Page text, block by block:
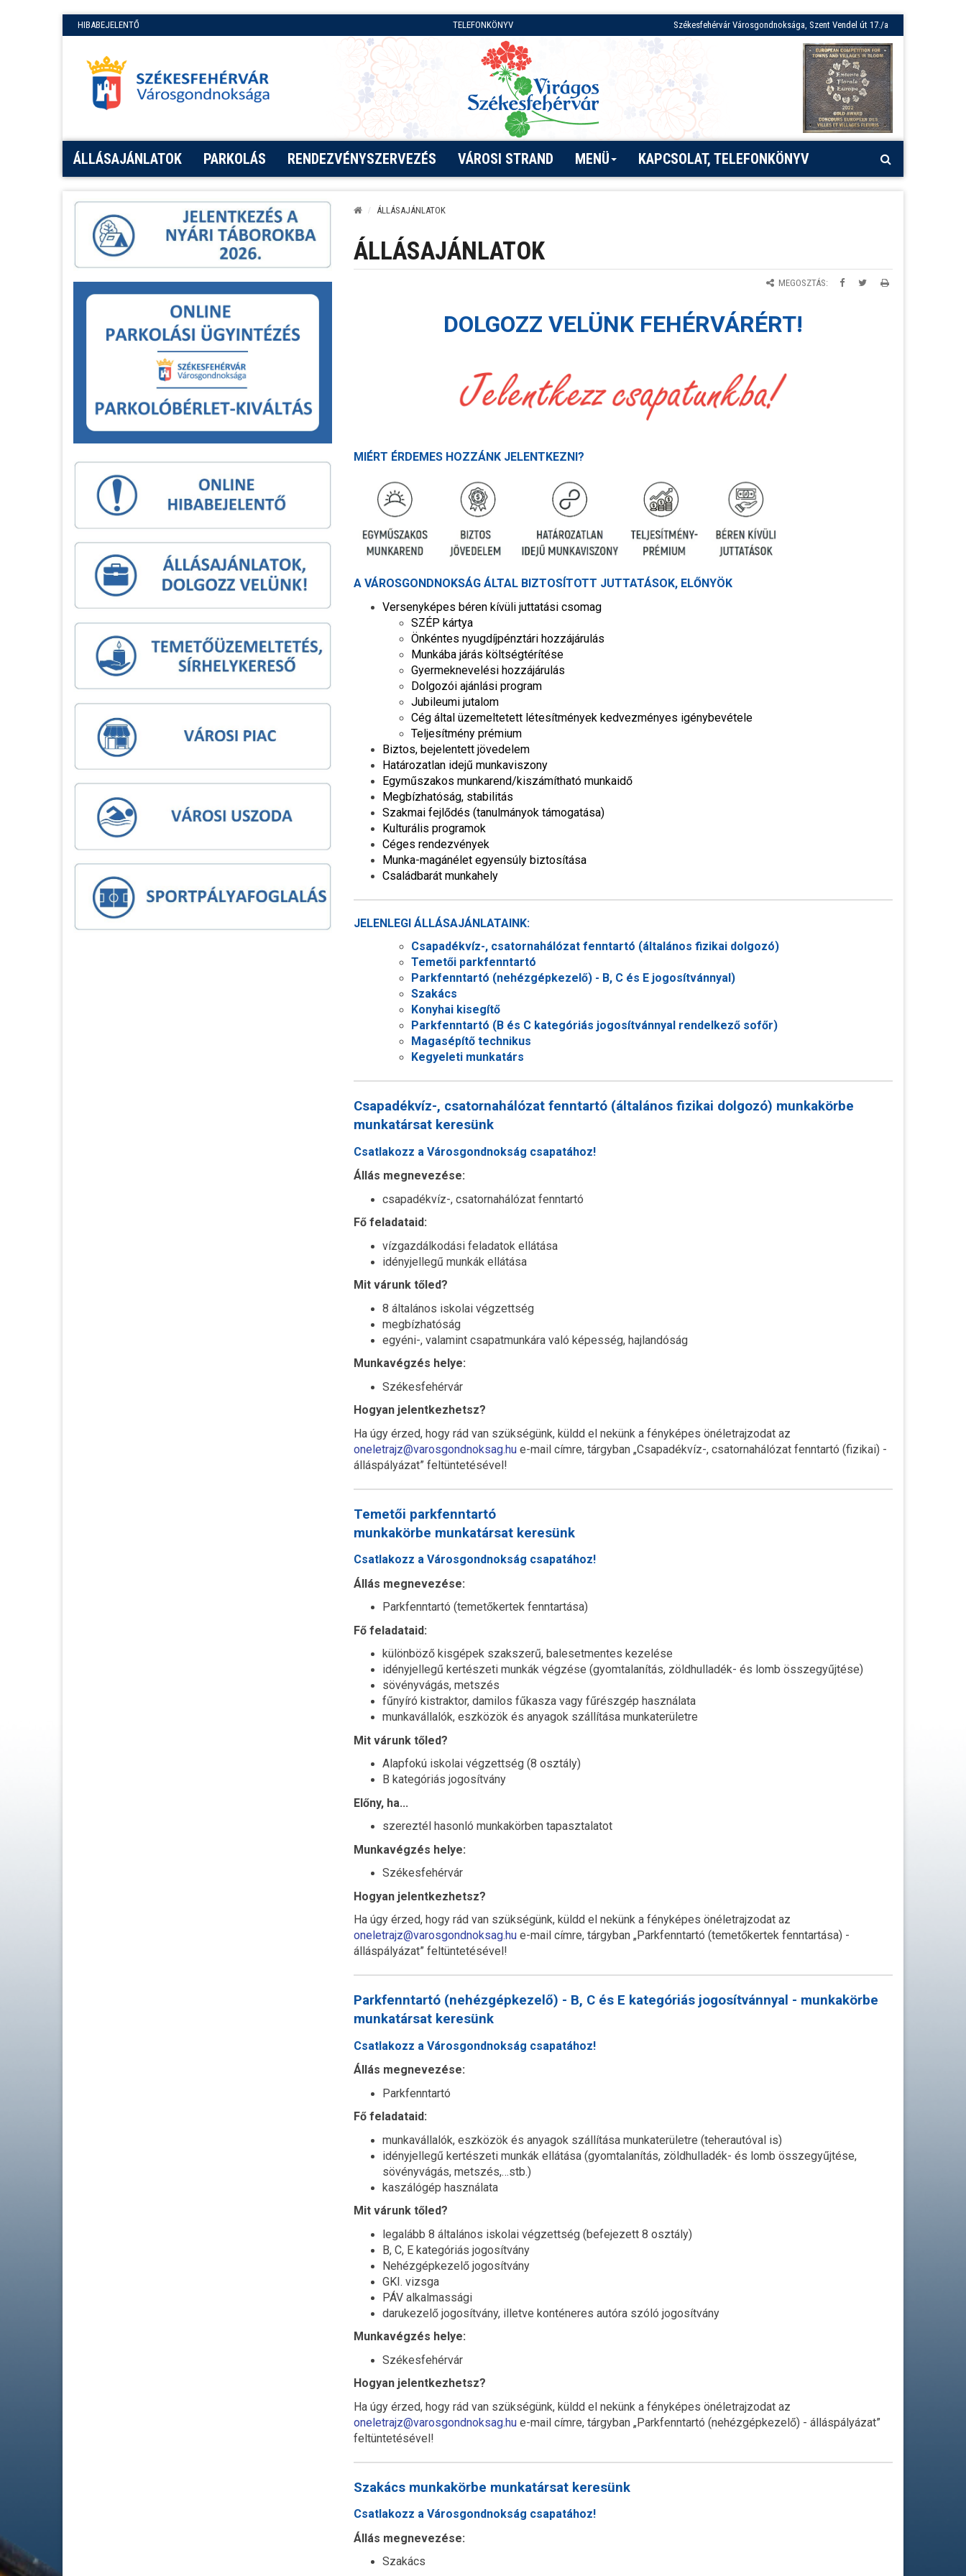
HIBABEJELENTŐ TELEFONKÖNYV Székesfehérvár Városgondnoksága, Szent Vendel út 17./a
ÁLLÁSAJÁNLATOK PARKOLÁS RENDEZVÉNYSZERVEZÉS VÁROSI STRAND MENÜ KAPCSOLAT, TELEFONKÖNYV
ÁLLÁSAJÁNLATOK
ÁLLÁSAJÁNLATOK
MEGOSZTÁS:
DOLGOZZ VELÜNK FEHÉRVÁRÉRT!
MIÉRT ÉRDEMES HOZZÁNK JELENTKEZNI?
A VÁROSGONDNOKSÁG ÁLTAL BIZTOSÍTOTT JUTTATÁSOK, ELŐNYÖK
Versenyképes béren kívüli juttatási csomag
SZÉP kártya
Önkéntes nyugdíjpénztári hozzájárulás
Munkába járás költségtérítése
Gyermeknevelési hozzájárulás
Dolgozói ajánlási program
Jubileumi jutalom
Cég által üzemeltetett létesítmények kedvezményes igénybevétele
Teljesítmény prémium
Biztos, bejelentett jövedelem
Határozatlan idejű munkaviszony
Egyműszakos munkarend/kiszámítható munkaidő
Megbízhatóság, stabilitás
Szakmai fejlődés (tanulmányok támogatása)
Kulturális programok
Céges rendezvények
Munka-magánélet egyensúly biztosítása
Családbarát munkahely
JELENLEGI ÁLLÁSAJÁNLATAINK:
Csapadékvíz-, csatornahálózat fenntartó (általános fizikai dolgozó)
Temetői parkfenntartó
Parkfenntartó (nehézgépkezelő) - B, C és E jogosítvánnyal)
Szakács
Konyhai kisegítő
Parkfenntartó (B és C kategóriás jogosítvánnyal rendelkező sofőr)
Magasépítő technikus
Kegyeleti munkatárs
Csapadékvíz-, csatornahálózat fenntartó (általános fizikai dolgozó) munkakörbe
munkatársat keresünk
Csatlakozz a Városgondnokság csapatához!
Állás megnevezése:
csapadékvíz-, csatornahálózat fenntartó
Fő feladataid:
vízgazdálkodási feladatok ellátása
idényjellegű munkák ellátása
Mit várunk tőled?
8 általános iskolai végzettség
megbízhatóság
egyéni-, valamint csapatmunkára való képesség, hajlandóság
Munkavégzés helye:
Székesfehérvár
Hogyan jelentkezhetsz?
Ha úgy érzed, hogy rád van szükségünk, küldd el nekünk a fényképes önéletrajzodat az
oneletrajz@varosgondnoksag.hu e-mail címre, tárgyban „Csapadékvíz-, csatornahálózat fenntartó (fizikai) -
álláspályázat” feltüntetésével!
Temetői parkfenntartó
munkakörbe munkatársat keresünk
Csatlakozz a Városgondnokság csapatához!
Állás megnevezése:
Parkfenntartó (temetőkertek fenntartása)
Fő feladataid:
különböző kisgépek szakszerű, balesetmentes kezelése
idényjellegű kertészeti munkák végzése (gyomtalanítás, zöldhulladék- és lomb összegyűjtése)
sövényvágás, metszés
fűnyíró kistraktor, damilos fűkasza vagy fűrészgép használata
munkavállalók, eszközök és anyagok szállítása munkaterületre
Mit várunk tőled?
Alapfokú iskolai végzettség (8 osztály)
B kategóriás jogosítvány
Előny, ha...
szereztél hasonló munkakörben tapasztalatot
Munkavégzés helye:
Székesfehérvár
Hogyan jelentkezhetsz?
Ha úgy érzed, hogy rád van szükségünk, küldd el nekünk a fényképes önéletrajzodat az
oneletrajz@varosgondnoksag.hu e-mail címre, tárgyban „Parkfenntartó (temetőkertek fenntartása) -
álláspályázat” feltüntetésével!
Parkfenntartó (nehézgépkezelő) - B, C és E kategóriás jogosítvánnyal - munkakörbe
munkatársat keresünk
Csatlakozz a Városgondnokság csapatához!
Állás megnevezése:
Parkfenntartó
Fő feladataid:
munkavállalók, eszközök és anyagok szállítása munkaterületre (teherautóval is)
idényjellegű kertészeti munkák ellátása (gyomtalanítás, zöldhulladék- és lomb összegyűjtése,
sövényvágás, metszés,…stb.)
kaszálógép használata
Mit várunk tőled?
legalább 8 általános iskolai végzettség (befejezett 8 osztály)
B, C, E kategóriás jogosítvány
Nehézgépkezelő jogosítvány
GKI. vizsga
PÁV alkalmassági
darukezelő jogosítvány, illetve konténeres autóra szóló jogosítvány
Munkavégzés helye:
Székesfehérvár
Hogyan jelentkezhetsz?
Ha úgy érzed, hogy rád van szükségünk, küldd el nekünk a fényképes önéletrajzodat az
oneletrajz@varosgondnoksag.hu e-mail címre, tárgyban „Parkfenntartó (nehézgépkezelő) - álláspályázat”
feltüntetésével!
Szakács munkakörbe munkatársat keresünk
Csatlakozz a Városgondnokság csapatához!
Állás megnevezése:
Szakács